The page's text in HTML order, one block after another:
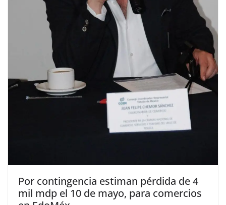
Por contingencia estiman pérdida de 4
mil mdp el 10 de mayo, para comercios